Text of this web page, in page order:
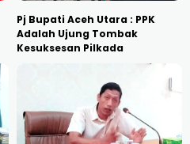
Pj Bupati Aceh Utara : PPK
Adalah Ujung Tombak
Kesuksesan Pilkada